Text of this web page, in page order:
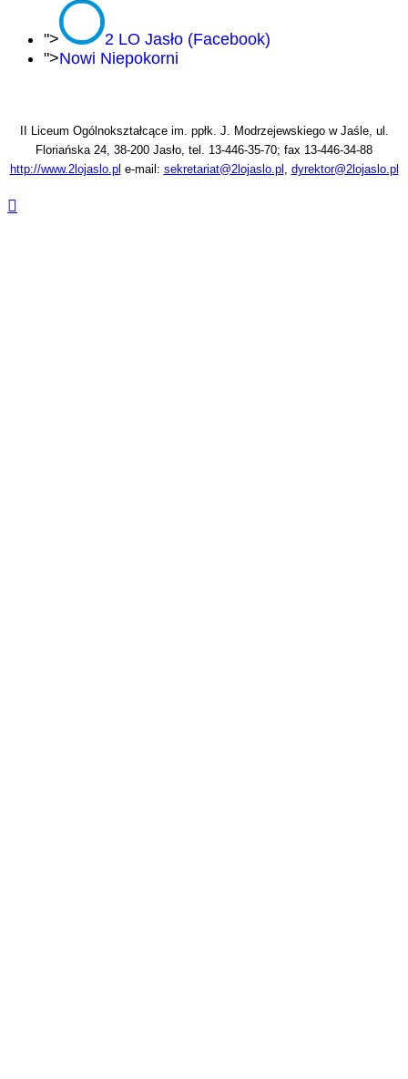
">
2 LO Jasło (Facebook)
">Nowi Niepokorni
II Liceum Ogólnokształcące im. ppłk. J. Modrzejewskiego w Jaśle, ul.
Floriańska 24, 38-200 Jasło, tel. 13-446-35-70; fax 13-446-34-88
http://www.2lojaslo.pl e-mail: sekretariat@2lojaslo.pl , dyrektor@2lojaslo.pl